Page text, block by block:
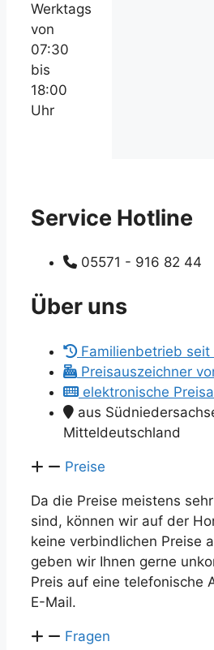
Werktags
von
07:30
bis
18:00
Uhr
Service Hotline
05571 - 916 82 44
Über uns
Familienbetrieb
Preisauszeichner
elektronische
aus
Mitteldeutschland
Preise
Da die Preise meistens
sind, können wir auf der
keine verbindlichen Preise
geben wir Ihnen gerne
Preis auf eine telefonische
E-Mail.
Fragen